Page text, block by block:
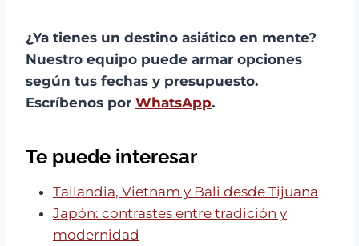
¿Ya tienes un destino asiático en mente?
Nuestro equipo puede armar opciones
según tus fechas y presupuesto.
Escríbenos por WhatsApp.
Te puede interesar
Tailandia, Vietnam y Bali desde Tijuana
Japón: contrastes entre tradición y
modernidad